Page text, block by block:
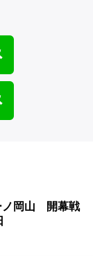
ノ岡山 開幕戦